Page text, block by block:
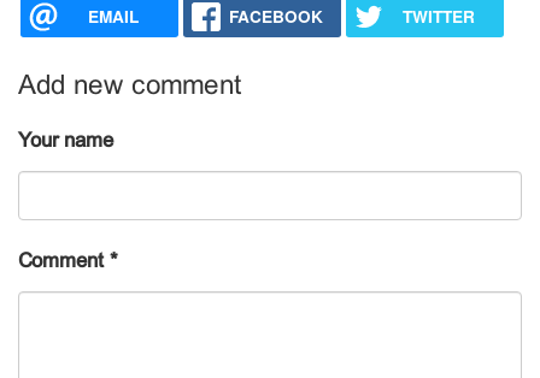
EMAIL FACEBOOK TWITTER
Add new comment
Your name
Comment*